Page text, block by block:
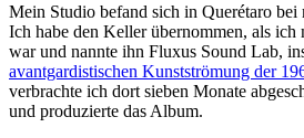
Mein Studio befand sich in Querétaro
Ich habe den Keller übernommen, als
war und nannte ihn Fluxus Sound Lab,
avantgardistischen Kunstströmung der
verbrachte ich dort sieben Monate
und produzierte das Album.